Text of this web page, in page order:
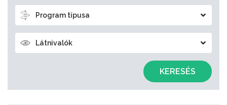
Program típusa
Látnivalók
KERESÉS